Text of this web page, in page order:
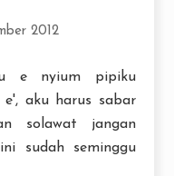
2012
e nyium pipiku
aku harus sabar
solawat jangan
sudah seminggu